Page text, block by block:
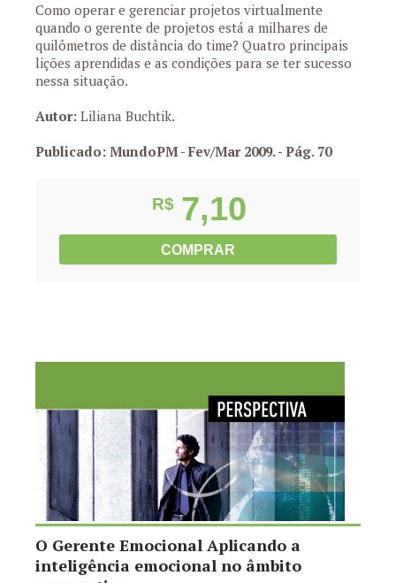
Como operar e gerenciar projetos virtualmente
quando o gerente de projetos está a milhares de
quilômetros de distância do time? Quatro principais
lições aprendidas e as condições para se ter sucesso
nessa situação.
Autor: Liliana Buchtik.
Publicado: MundoPM - Fev/Mar 2009.- Pág. 70
R$ 7,10
COMPRAR
O Gerente Emocional Aplicando a
inteligência emocional no âmbito